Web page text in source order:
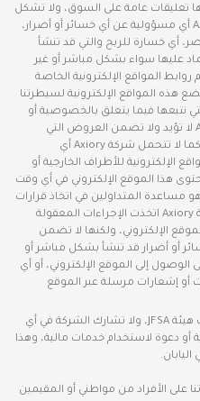
تعليقات عامة على السوق، ولا تشكل
نصيحة استثمارية. لا تتحمل شركة Axiory أي مسؤولية عن أي خسائر أو أضرار،
أي خسارة للربح والتي قد تنشأ
عليها سواء بشكل مباشر أو غير
المواقع الإلكترونية الخاصة
هذه المواقع الإلكترونية لسيطرتنا
نتبعها فيما يتعلق بالخصوصية أو
الأمن أو إمكانية الوصول. إن شركة Axiory لا تؤيد ولا تضمن العروض التي
يقدمها المزودين من الأطراف الخارجية، كما لا تتحمل شركة Axiory أي
الإلكترونية للأطراف الخارجية أو
هذا الموقع الإلكتروني في أي وقت
مساعدة المتداولين في اتخاذ قرارات
استثمار مستقلة. على الرغم من أن شركة Axiory اتخذت الإجراءات المعقولة
الإلكتروني، ولكنها لا تضمن
أو أضرار قد تنشأ بشكل مباشر أو
إلى الموقع الإلكتروني، أو أي
أو إشعارات مرسلة عبر الموقع
لا تخضع شركة Axiory للإشراف من جانب هيئة JFSA، ولا تشارك الشركة في أي
أو دعوة لاستخدام خدمات مالية، وهذا
على الأفراد من مواطني أو المقيمين